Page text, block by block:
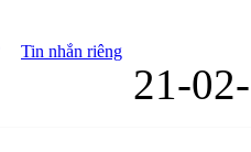
Tin nhắn riêng
21-